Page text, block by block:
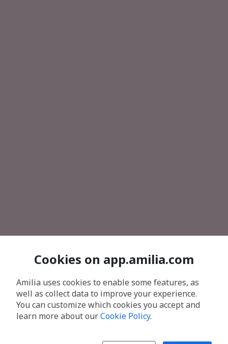
Cookies on app.amilia.com
Amilia uses cookies to enable some features, as
well as collect data to improve your experience.
You can customize which cookies you accept and
learn more about ourCookie Policy.